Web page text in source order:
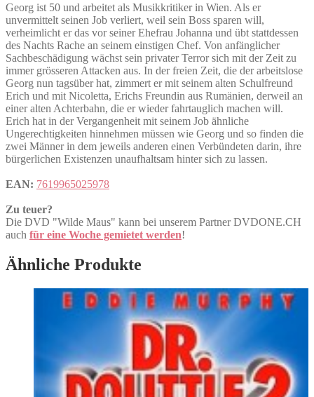
Georg ist 50 und arbeitet als Musikkritiker in Wien. Als er
unvermittelt seinen Job verliert, weil sein Boss sparen will,
verheimlicht er das vor seiner Ehefrau Johanna und übt stattdessen
des Nachts Rache an seinem einstigen Chef. Von anfänglicher
Sachbeschädigung wächst sein privater Terror sich mit der Zeit zu
immer grösseren Attacken aus. In der freien Zeit, die der arbeitslose
Georg nun tagsüber hat, zimmert er mit seinem alten Schulfreund
Erich und mit Nicoletta, Erichs Freundin aus Rumänien, derweil an
einer alten Achterbahn, die er wieder fahrtauglich machen will.
Erich hat in der Vergangenheit mit seinem Job ähnliche
Ungerechtigkeiten hinnehmen müssen wie Georg und so finden die
zwei Männer in dem jeweils anderen einen Verbündeten darin, ihre
bürgerlichen Existenzen unaufhaltsam hinter sich zu lassen.
EAN: 7619965025978
Zu teuer?
Die DVD "Wilde Maus" kann bei unserem Partner DVDONE.CH
auch für eine Woche gemietet werden!
Ähnliche Produkte